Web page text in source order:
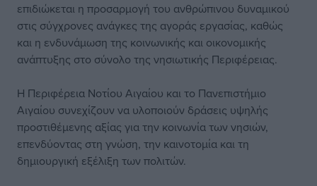
επιδιώκεται η προσαρμογή του ανθρώπινου δυναμικού
στις σύγχρονες ανάγκες της αγοράς εργασίας, καθώς
και η ενδυνάμωση της κοινωνικής και οικονομικής
ανάπτυξης στο σύνολο της νησιωτικής Περιφέρειας.
Η Περιφέρεια Νοτίου Αιγαίου και το Πανεπιστήμιο
Αιγαίου συνεχίζουν να υλοποιούν δράσεις υψηλής
προστιθέμενης αξίας για την κοινωνία των νησιών,
επενδύοντας στη γνώση, την καινοτομία και τη
δημιουργική εξέλιξη των πολιτών.